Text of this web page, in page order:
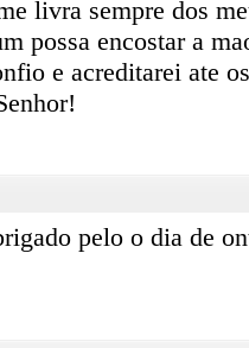
livra sempre dos
possa encostar a
e acreditarei ate
pelo o dia de